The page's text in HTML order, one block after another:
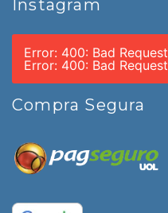
Instagram
Error: 400: Bad Request
Error: 400: Bad Request
Compra Segura